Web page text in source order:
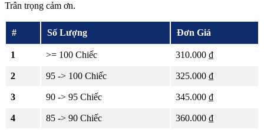
Trân trọng cảm ơn.
# Số Lượng Đơn Giá
1 >= 100 Chiếc 310.000 ₫
2 95 -> 100 Chiếc 325.000 ₫
3 90 -> 95 Chiếc 345.000 ₫
4 85 -> 90 Chiếc 360.000 ₫